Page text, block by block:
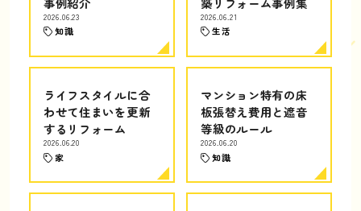
2026.06.23
知識
2026.06.21
生活
ライフスタイルに合
わせて住まいを更新
するリフォーム
2026.06.20
家
マンション特有の床
板張替え費用と遮音
等級のルール
2026.06.20
知識